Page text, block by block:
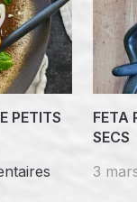
PETITS
FETA
SECS
3